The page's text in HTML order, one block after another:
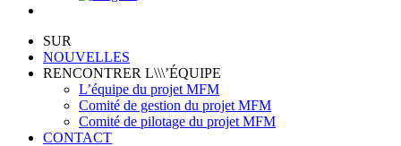
SUR
NOUVELLES
RENCONTRER L\\\’ÉQUIPE
L’équipe du projet MFM
Comité de gestion du projet MFM
Comité de pilotage du projet MFM
CONTACT